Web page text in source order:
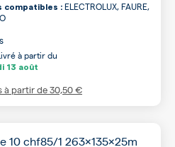
compatibles : ELECTROLUX, FAURE,
à partir du
13 août
à partir de30,50 €
10 chf85/1 263x135x25m